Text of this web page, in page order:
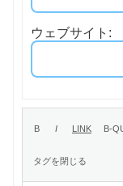
ウェブサイト: